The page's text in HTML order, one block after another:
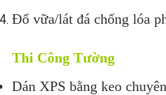
Đổ vữa/lát đá chống lóa
Thi Công Tường
Dán XPS bằng keo